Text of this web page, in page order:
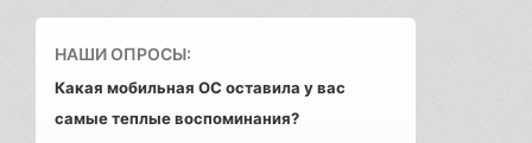
НАШИ ОПРОСЫ:
Какая мобильная ОС оставила у вас
самые теплые воспоминания?